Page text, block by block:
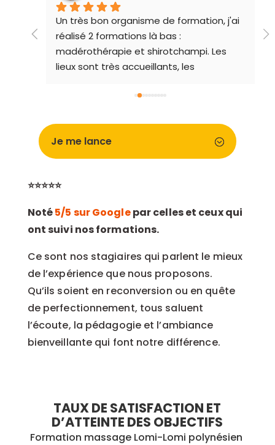
Un très bon organisme de formation, j'ai
réalisé 2 formations là bas :
madérothérapie et shirotchampi. Les
lieux sont très accueillants, les
chaleureuse. Je recommande !
Je me lance
⭐⭐⭐⭐⭐
Noté5/5 sur Googlepar celles et ceux qui
ont suivi nos formations.
Ce sont nos stagiaires qui parlent le mieux
de l’expérience que nous proposons.
Qu’ils soient en reconversion ou en quête
de perfectionnement, tous saluent
l’écoute, la pédagogie et l’ambiance
bienveillante qui font notre différence.
TAUX DE SATISFACTION ET
D’ATTEINTE DES OBJECTIFS
Formation massage Lomi-Lomi polynésien